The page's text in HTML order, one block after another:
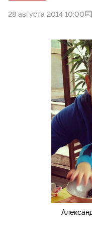
28 августа 2014 10:00